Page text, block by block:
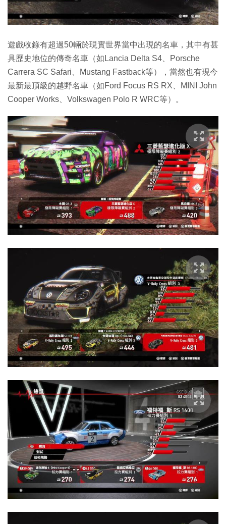
遊戲收錄有超過50輛於現實世界當中出現的名車，其中有甚
具歷史地位的傳奇名車（如Lancia Delta S4、Porsche
Carrera SC Safari、Mustang Fastback等），當然也有現今
最新最頂級的越野名車（如Ford Focus RS RX、MINI John
Cooper Works、Volkswagen Polo R WRC等）。